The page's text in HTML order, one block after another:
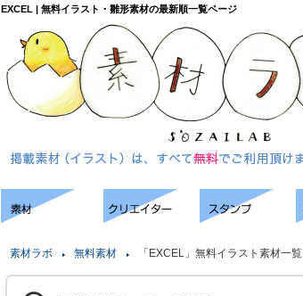
EXCEL | 無料イラスト・雛形素材の最新順一覧ページ
素材ラボ 無料素材 「EXCEL」無料イラスト素材一覧